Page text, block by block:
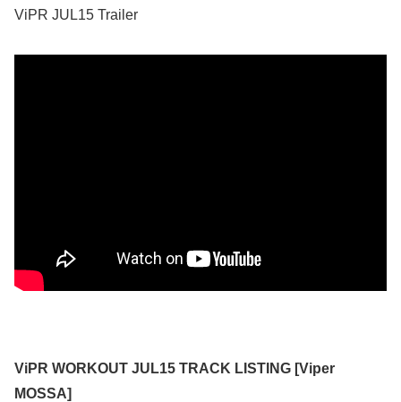
ViPR JUL15 Trailer
ViPR WORKOUT JUL15 TRACK LISTING [Viper
MOSSA]